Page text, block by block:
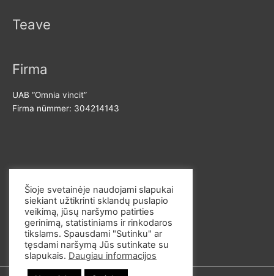
Teave
Firma
UAB “Omnia vincit”
Firma nümmer: 304214143
E-post: info@omvi.lt
Telefoninumber: +37062033145
Šioje svetainėje naudojami slapukai
siekiant užtikrinti sklandų puslapio
veikimą, jūsų naršymo patirties
gerinimą, statistiniams ir rinkodaros
tikslams. Spausdami "Sutinku" ar
tęsdami naršymą Jūs sutinkate su
slapukais. Daugiau informacijos